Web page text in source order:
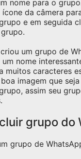
nome para o
ícone da câmera
e em seguida
um grupo de
um nome
muitos caracteres
imagem que
assim seu
grupo do
grupo de